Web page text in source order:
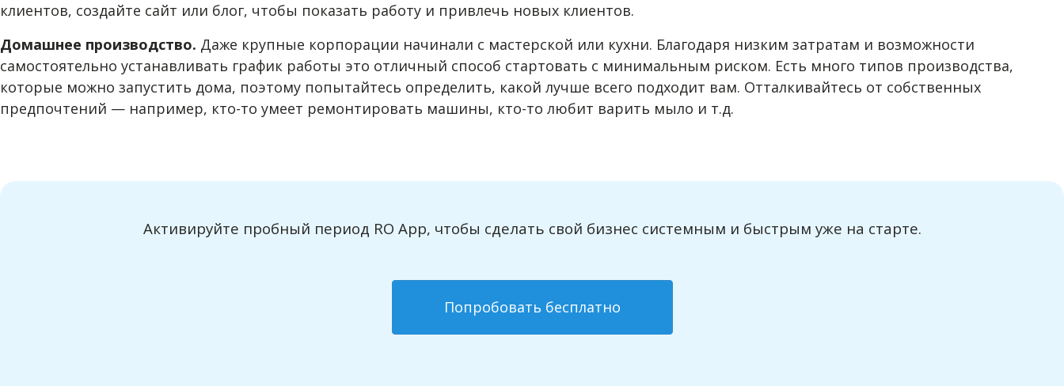
клиентов, создайте сайт или блог, чтобы показать работу и привлечь новых клиентов.
Домашнее производство. Даже крупные корпорации начинали с мастерской или кухни. Благодаря низким затратам и возможности
самостоятельно устанавливать график работы это отличный способ стартовать с минимальным риском. Есть много типов производства,
которые можно запустить дома, поэтому попытайтесь определить, какой лучше всего подходит вам. Отталкивайтесь от собственных
предпочтений — например, кто-то умеет ремонтировать машины, кто-то любит варить мыло и т.д.
Активируйте пробный период RO App, чтобы сделать свой бизнес системным и быстрым уже на старте.
Попробовать бесплатно